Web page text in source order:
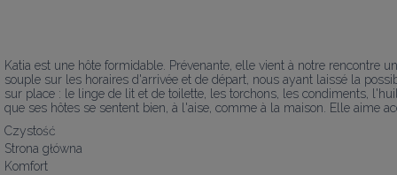
Katia est une hôte formidable. Prévenante, elle vient à notre rencontre
souple sur les horaires d'arrivée et de départ, nous ayant laissé la
sur place : le linge de lit et de toilette, les torchons, les condiments,
que ses hôtes se sentent bien, à l'aise, comme à la maison. Elle aime
Czystość
Strona główna
Komfort